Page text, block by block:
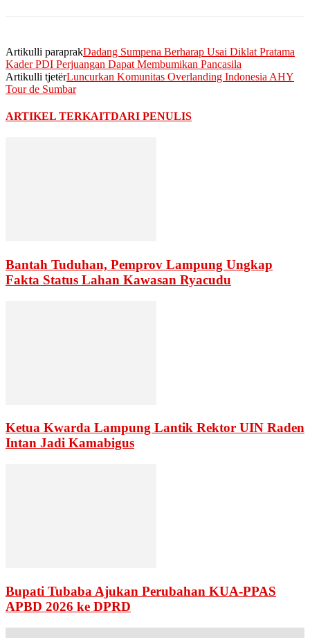
Artikulli paraprakDadang Sumpena Berharap Usai Diklat Pratama
Kader PDI Perjuangan Dapat Membumikan Pancasila
Artikulli tjetërLuncurkan Komunitas Overlanding Indonesia AHY
Tour de Sumbar
ARTIKEL TERKAITDARI PENULIS
Bantah Tuduhan, Pemprov Lampung Ungkap
Fakta Status Lahan Kawasan Ryacudu
Ketua Kwarda Lampung Lantik Rektor UIN Raden
Intan Jadi Kamabigus
Bupati Tubaba Ajukan Perubahan KUA-PPAS
APBD 2026 ke DPRD